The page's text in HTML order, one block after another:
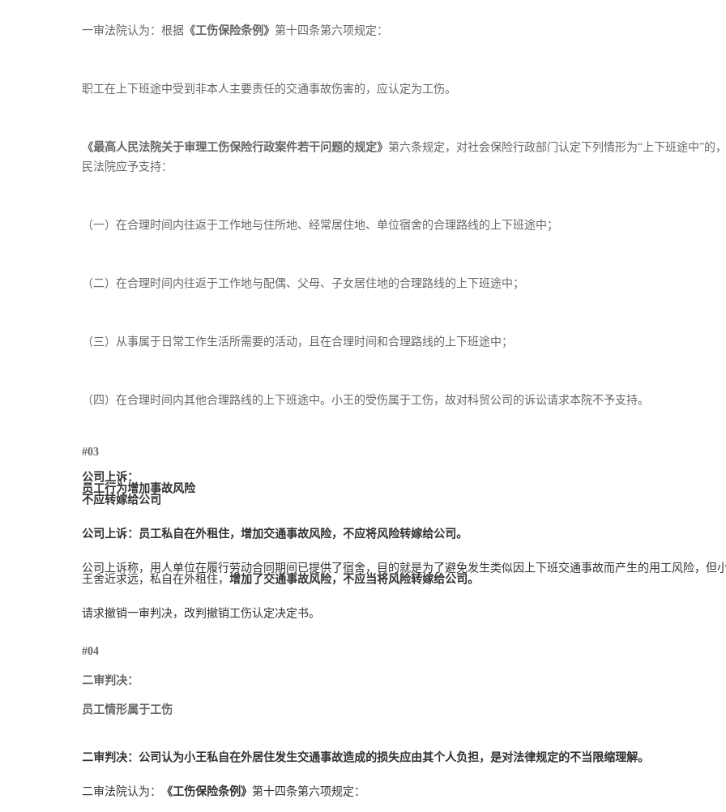
一审法院认为：根据《工伤保险条例》 第十四条第六项规定：
职工在上下班途中受到非本人主要责任的交通事故伤害的，应认定为工伤。
《最高人民法院关于审理工伤保险行政案件若干问题的规定》 第六条规定，对社会保险行政部门认定下列情形为“上下班途中”的
民法院应予支持：
（一）在合理时间内往返于工作地与住所地、经常居住地、单位宿舍的合理路线的上下班途中；
（二）在合理时间内往返于工作地与配偶、父母、子女居住地的合理路线的上下班途中；
（三）从事属于日常工作生活所需要的活动，且在合理时间和合理路线的上下班途中；
（四）在合理时间内其他合理路线的上下班途中。小王的受伤属于工伤，故对科贸公司的诉讼请求本院不予支持。
#03
公司上诉：
员工行为增加事故风险
不应转嫁给公司
公司上诉：员工私自在外租住，增加交通事故风险，不应将风险转嫁给公司。
公司上诉称，用人单位在履行劳动合同期间已提供了宿舍，目的就是为了避免发生类似因上下班交通事故而产生的用工风险，但
王舍近求远，私自在外租住， 增加了交通事故风险，不应当将风险转嫁给公司。
请求撤销一审判决，改判撤销工伤认定决定书。
#04
二审判决：
员工情形属于工伤
二审判决：公司认为小王私自在外居住发生交通事故造成的损失应由其个人负担，是对法律规定的不当限缩理解。
二审法院认为： 《工伤保险条例》 第十四条第六项规定：
易才不提供个人社保代